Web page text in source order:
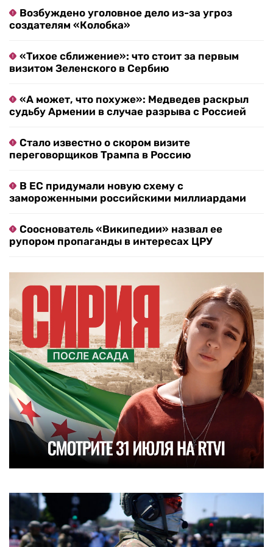
Возбуждено уголовное дело из-за угроз
создателям «Колобка»
«Тихое сближение»: что стоит за первым
визитом Зеленского в Сербию
«А может, что похуже»: Медведев раскрыл
судьбу Армении в случае разрыва с Россией
Стало известно о скором визите
переговорщиков Трампа в Россию
В ЕС придумали новую схему с
замороженными российскими миллиардами
Сооснователь «Википедии» назвал ее
рупором пропаганды в интересах ЦРУ